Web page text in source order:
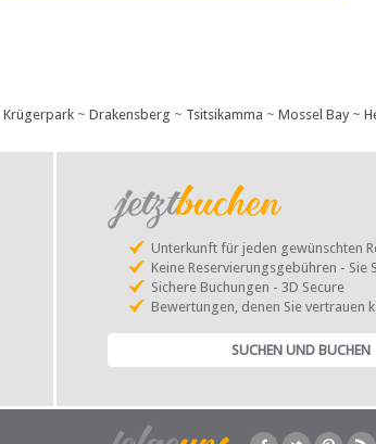
Krügerpark~ Drakensberg ~ Tsitsikamma ~ Mossel Bay~
Unterkunft für jeden gewünschten
Keine Reservierungsgebühren - Sie
Sichere Buchungen - 3D Secure
Bewertungen, denen Sie vertrauen
SUCHEN UND BUCHEN